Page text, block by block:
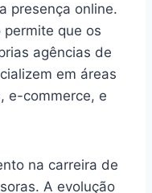
presença online.
que os
agências de
em áreas
e-commerce, e
na carreira de
A evolução